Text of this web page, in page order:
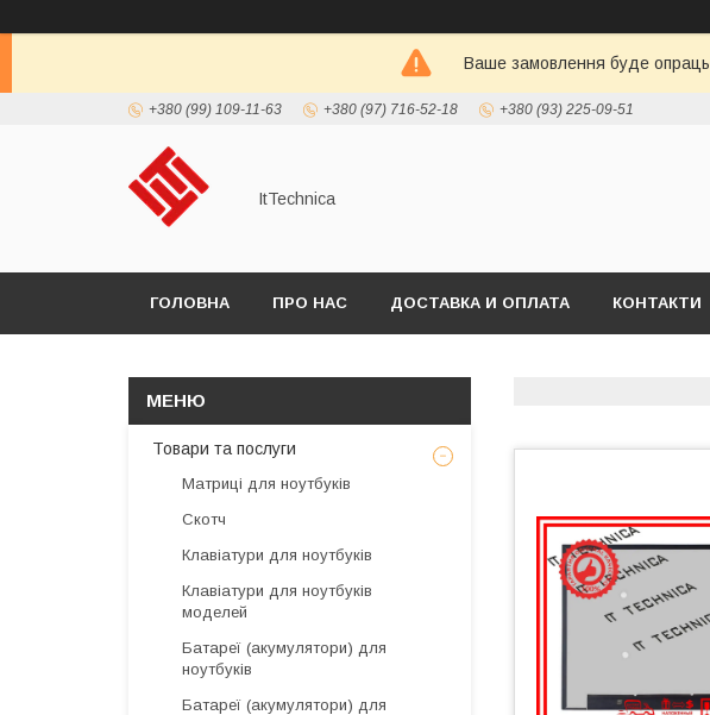
Ваше замовлення буде
+380 (99) 109-11-63 +380 (97) 716-52-18 +380 (93) 225-09-51
ItTechnica
ГОЛОВНА ПРО НАС ДОСТАВКА И ОПЛАТА КОНТАКТИ
Товари та послуги
Матриці для ноутбуків
Скотч
Клавіатури для ноутбуків
Клавіатури для ноутбуків
моделей
Батареї (акумулятори) для
ноутбуків
Батареї (акумулятори) для